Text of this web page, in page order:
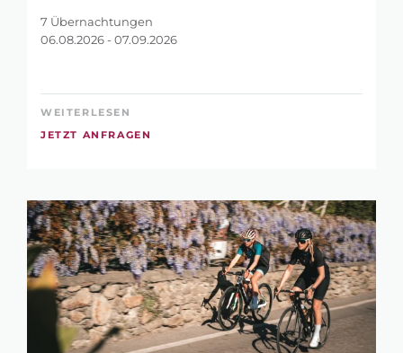
7 Übernachtungen
06.08.2026 - 07.09.2026
WEITERLESEN
JETZT ANFRAGEN